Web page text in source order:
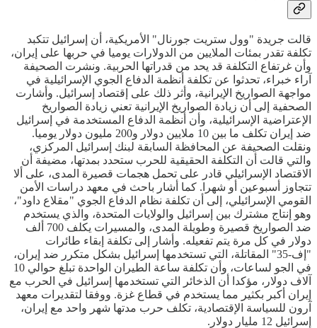
قالت جريدة "وول ستريت جورنال" الأمريكية، أن إسرائيل تتكبد
تكلفة تقدر بمئات الملايين من الدولارات يوميا في حربها على إيران،
وأن غرتفاع التكلفة قد يحد من قدراتها الحربية. ونشرت الصحيفة
آراء خبراء، تحدثوا عن تكلفة أنظمة الدفاع الجوي الإسرائيلية في
مواجهة الصواريخ الإيرانية، وأثر ذلك على إقتصاد إسرائيل. وأشارت
الصحفية إلى أن زيادة الصواريخ الإيرانية تعني زيادة الصواريخ
الإعتراضية الإسرائيلية، وأن أنظمة الدفاع المستخدمة في إسرائيل
ضد إيران تكلف ما بين 10 ملايين دولار و200 مليون دولار يوميا.
ونقلت الصحيفة عن المحافظة السابقة لبنك إسرائيل المركزي،
والتي قالت أن التكلفة الحقيقية للحرب ستحدد بمدتها، مضيفة أن
الاقتصاد الإسرائيلي قادر على تحمل هجمات قصيرة المدى، على ألا
تتجاوز أسبوعين أو شهرا. كما أشار باحث في معهد دراسات الأمن
القومي الإسرائيلي، إلى أن تكلفة نظام الدفاع الجوي "مقلاع داود"،
وهو إنتاج مشترك بين إسرائيل والولايات المتحدة، والذي يستخدم
ضد الصواريخ قصيرة وطويلة المدى، والمسيرات يكلف 700 ألف
دولار في كل مرة يتم تفعيله. وأشار إلى تكلفة إبقاء طائرات
"إف-35" المقاتلة، التي تستخدمها إسرائيل بشكل متكرر ضد إيران،
في الجو لساعات، وأن تكلفة ساعة الطيران الواحدة تبلغ حوالي 10
آلاف دولار، مؤكدا أن الذخائر التي تستخدمها إسرائيل في الحرب مع
إيران أكبر بكثير مما يستخدم في قطاع غزة. ووفقا لتقديرات معهد
آرون للسياسة الإقتصادية، تكلف حرب مدتها شهر واحد مع إيران،
إسرائيل 12 مليار دولار.